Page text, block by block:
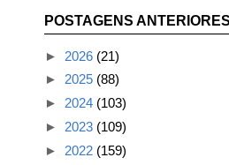
POSTAGENS ANTERIORES
► 2026 (21)
► 2025 (88)
► 2024 (103)
► 2023 (109)
► 2022 (159)